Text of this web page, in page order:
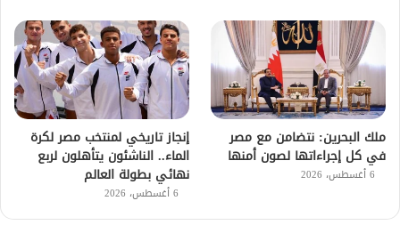
ملك البحرين: نتضامن مع مصر
في كل إجراءاتها لصون أمنها
6 أغسطس، 2026
إنجاز تاريخي لمنتخب مصر لكرة
الماء.. الناشئون يتأهلون لربع
نهائي بطولة العالم
6 أغسطس، 2026